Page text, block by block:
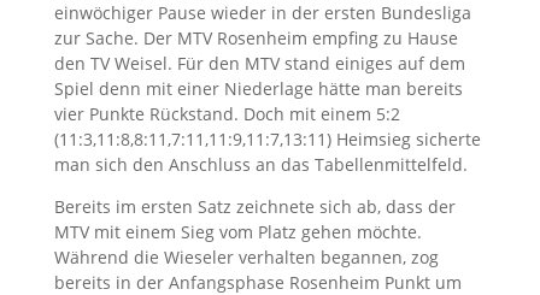
einwöchiger Pause wieder in der ersten Bundesliga
zur Sache. Der MTV Rosenheim empfing zu Hause
den TV Weisel. Für den MTV stand einiges auf dem
Spiel denn mit einer Niederlage hätte man bereits
vier Punkte Rückstand. Doch mit einem 5:2
(11:3,11:8,8:11,7:11,11:9,11:7,13:11) Heimsieg sicherte
man sich den Anschluss an das Tabellenmittelfeld.
Bereits im ersten Satz zeichnete sich ab, dass der
MTV mit einem Sieg vom Platz gehen möchte.
Während die Wieseler verhalten begannen, zog
bereits in der Anfangsphase Rosenheim Punkt um